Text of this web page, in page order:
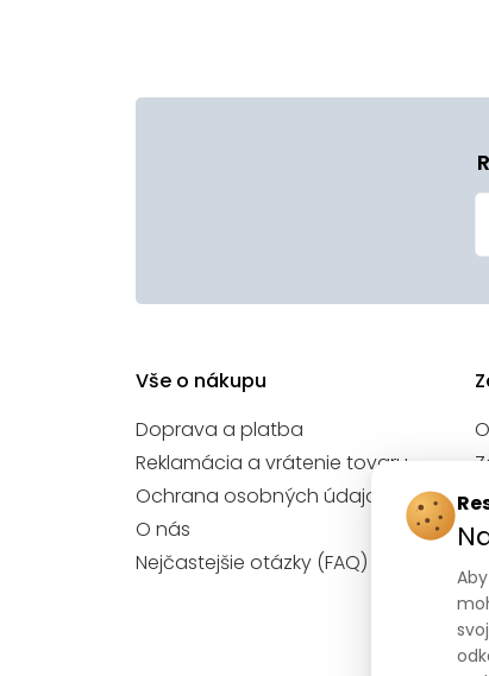
Vše o nákupu
Doprava a platba
Reklamácia a vrátenie tovaru
Ochrana osobných údajov
O nás
Nejčastejšie otázky (FAQ)